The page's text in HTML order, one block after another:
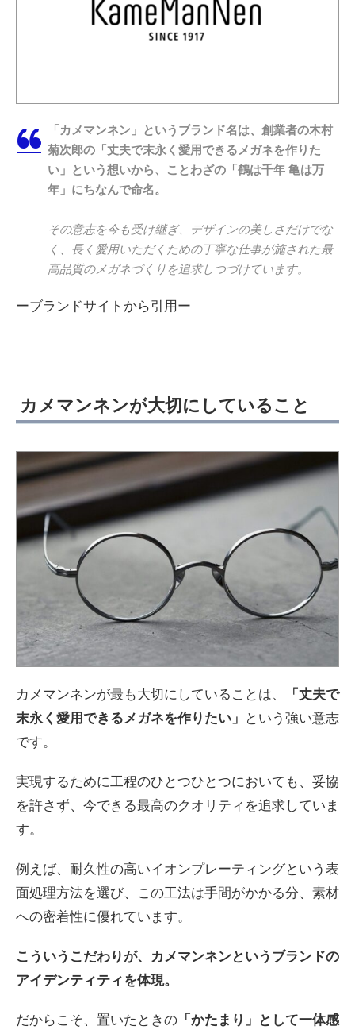
「カメマンネン」というブランド名は、創業者の木村
菊次郎の「丈夫で末永く愛用できるメガネを作りた
い」という想いから、ことわざの「鶴は千年 亀は万
年」にちなんで命名。
その意志を今も受け継ぎ、デザインの美しさだけでな
く、長く愛用いただくための丁寧な仕事が施された最
高品質のメガネづくりを追求しつづけています。
ーブランドサイトから引用ー
カメマンネンが大切にしていること
カメマンネンが最も大切にしていることは、
「丈夫で
末永く愛用できるメガネを作りたい」
という強い意志
です。
実現するために工程のひとつひとつにおいても、妥協
を許さず、今できる最高のクオリティを追求していま
す。
例えば、耐久性の高いイオンプレーティングという表
面処理方法を選び、この工法は手間がかかる分、素材
への密着性に優れています。
こういうこだわりが、カメマンネンというブランドの
アイデンティティを体現。
だからこそ、置いたときの 「かたまり」として一体感